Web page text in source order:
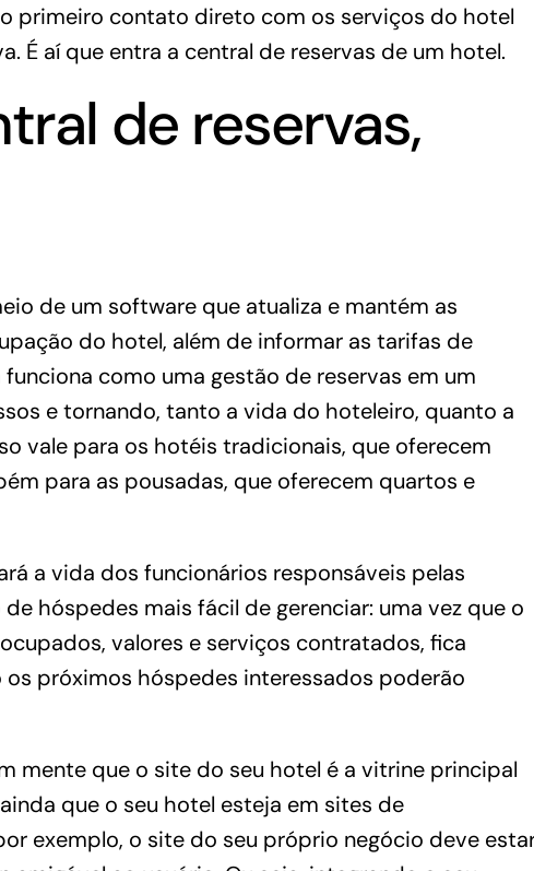
primeiro contato direto com os serviços do hotel
. É aí que entra a central de reservas de um hotel.
de reservas,
de um software que atualiza e mantém as
do hotel, além de informar as tarifas de
como uma gestão de reservas em um
e tornando, tanto a vida do hoteleiro, quanto a
vale para os hotéis tradicionais, que oferecem
para as pousadas, que oferecem quartos e
a vida dos funcionários responsáveis pelas
hóspedes mais fácil de gerenciar: uma vez que o
valores e serviços contratados, fica
próximos hóspedes interessados poderão
mente que o site do seu hotel é a vitrine principal
que o seu hotel esteja em sites de
exemplo, o site do seu próprio negócio deve